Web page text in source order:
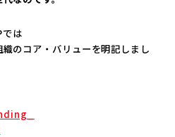
では
のコア・バリューを明記しまし